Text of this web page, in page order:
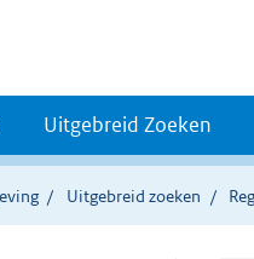
Uitgebreid Zoeken
Uitgebreid zoeken